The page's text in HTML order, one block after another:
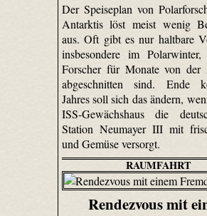
Der Speiseplan von
Antarktis löst meist wenig
aus. Oft gibt es nur haltbare
insbesondere im
Forscher für Monate von der
abgeschnitten sind. Ende
Jahres soll sich das ändern,
ISS-Gewächshaus die
Station Neumayer III mit
und Gemüse versorgt.
RAUMFAHRT
Rendezvous mit